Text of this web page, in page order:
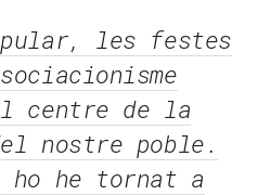
les festes
centre de la
nostre poble.
ho he tornat a